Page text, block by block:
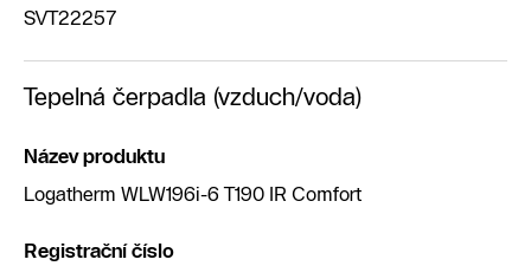
SVT22257
Tepelná čerpadla (vzduch/voda)
Název produktu
Logatherm WLW196i-6 T190 IR Comfort
Registrační číslo